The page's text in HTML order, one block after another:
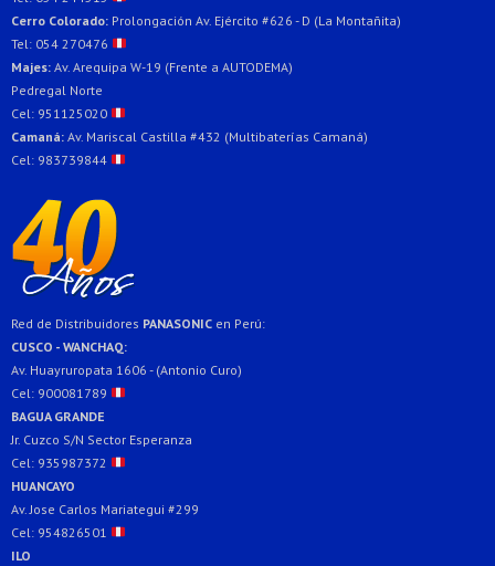
Cerro Colorado: Prolongación Av. Ejército #626 - D (La Montañita)
Tel: 054 270476
Majes: Av. Arequipa W-19 (Frente a AUTODEMA)
Pedregal Norte
Cel: 951125020
Camaná: Av. Mariscal Castilla #432 (Multibaterías Camaná)
Cel: 983739844
Red de Distribuidores PANASONIC en Perú:
CUSCO - WANCHAQ:
Av. Huayruropata 1606 - (Antonio Curo)
Cel: 900081789
BAGUA GRANDE
Jr. Cuzco S/N Sector Esperanza
Cel: 935987372
HUANCAYO
Av. Jose Carlos Mariategui #299
Cel: 954826501
ILO